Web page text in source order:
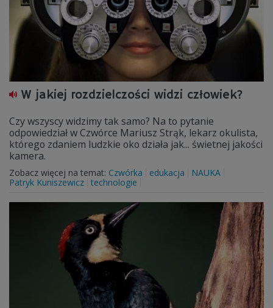
W jakiej rozdzielczości widzi człowiek?
Czy wszyscy widzimy tak samo? Na to pytanie
odpowiedział w Czwórce Mariusz Strąk, lekarz okulista,
którego zdaniem ludzkie oko działa jak... świetnej jakości
kamera.
Zobacz więcej na temat: Czwórka edukacja
NAUKA
Patryk Kuniszewicz technologie